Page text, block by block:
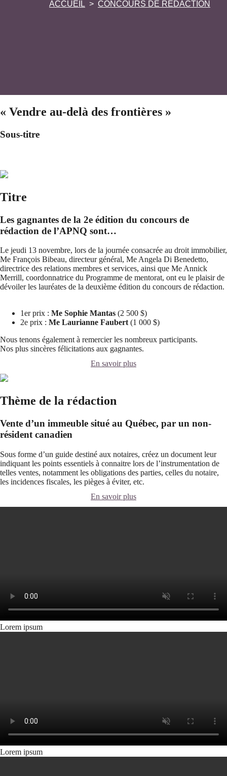
ACCUEIL CONCOURS DE RÉDACTION
« Vendre au-delà des frontières »
Sous-titre
Titre
Les gagnantes de la 2e édition du concours de
rédaction de l’APNQ sont…
Le jeudi 13 novembre, lors de la journée consacrée au droit immobilier,
Me François Bibeau, directeur général, Me Angela Di Benedetto,
directrice des relations membres et services, ainsi que Me Annick
Merrill, coordonnatrice du Programme de mentorat, ont eu le plaisir de
dévoiler les lauréates de la deuxième édition du concours de rédaction.
1er prix : Me Sophie Mantas (2 500 $)
2e prix : Me Laurianne Faubert(1 000 $)
Nous tenons également à remercier les nombreux participants.
Nos plus sincères félicitations aux gagnantes.
En savoir plus
Thème de la rédaction
Vente d’un immeuble situé au Québec, par un non-
résident canadien
Sous forme d’un guide destiné aux notaires, créez un document leur
indiquant les points essentiels à connaitre lors de l’instrumentation de
telles ventes, notamment les obligations des parties, celles du notaire,
les incidences fiscales, les pièges à éviter, etc.
En savoir plus
Lorem ipsum
Lorem ipsum